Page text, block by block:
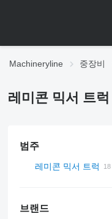
Machineryline 중장비
레미콘 믹서 트
범주
레미콘 믹서 트럭
브랜드